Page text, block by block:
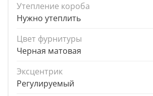
Утепление короба
Нужно утеплить
Цвет фурнитуры
Черная матовая
Эксцентрик
Регулируемый